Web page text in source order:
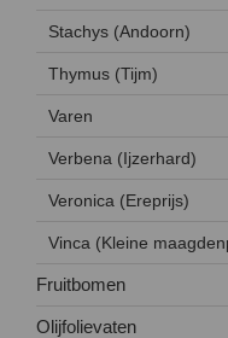
Stachys (Andoorn)
Thymus (Tijm)
Varen
Verbena (Ijzerhard)
Veronica (Ereprijs)
Vinca (Kleine
Fruitbomen
Olijfolievaten